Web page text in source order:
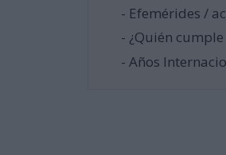
- Efemérides /
- ¿Quién
- Años